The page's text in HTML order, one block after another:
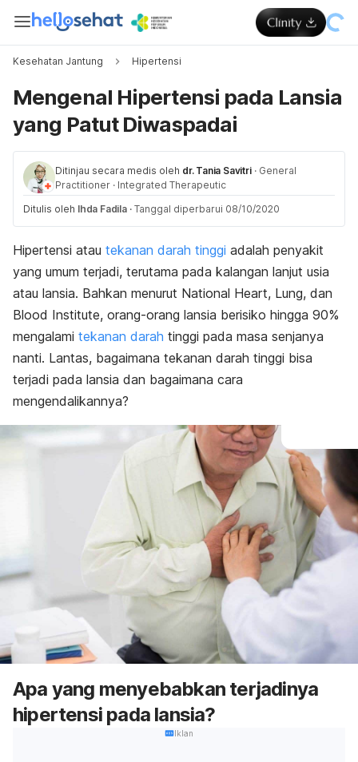
Kesehatan Jantung Hipertensi
Mengenal Hipertensi pada Lansia
yang Patut Diwaspadai
Ditinjau secara medis oleh dr. Tania Savitri · General
Practitioner · Integrated Therapeutic
Ditulis oleh Ihda Fadila · Tanggal diperbarui 08/10/2020
Hipertensi atau tekanan darah tinggi adalah penyakit
yang umum terjadi, terutama pada kalangan lanjut usia
atau lansia. Bahkan menurut National Heart, Lung, dan
Blood Institute, orang-orang lansia berisiko hingga 90%
mengalami tekanan darah tinggi pada masa senjanya
nanti. Lantas, bagaimana tekanan darah tinggi bisa
terjadi pada lansia dan bagaimana cara
mengendalikannya?
Apa yang menyebabkan terjadinya
hipertensi pada lansia?
Iklan